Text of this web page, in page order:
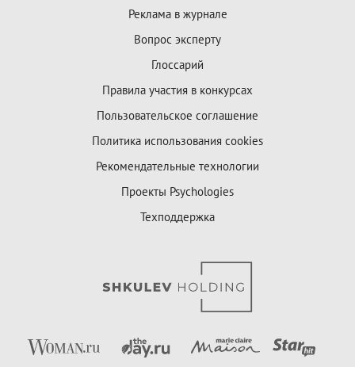
Реклама в журнале
Вопрос эксперту
Глоссарий
Правила участия в конкурсах
Пользовательское соглашение
Политика использования cookies
Рекомендательные технологии
Проекты Psychologies
Техподдержка